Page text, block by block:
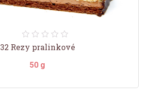
32 Rezy pralinkové
50 g